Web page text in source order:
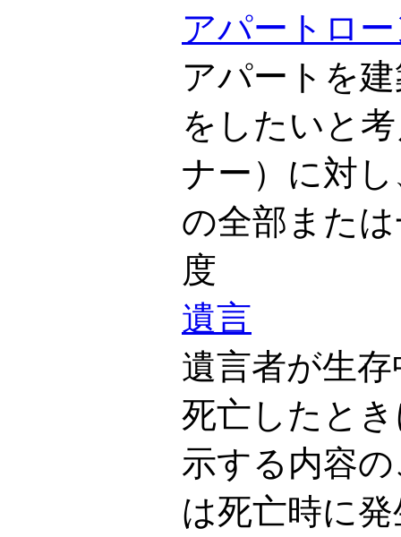
アパートロ
アパートを
をしたいと
ナー）に対
の全部また
度
遺言
遺言者が生
死亡したと
示する内容
は死亡時に